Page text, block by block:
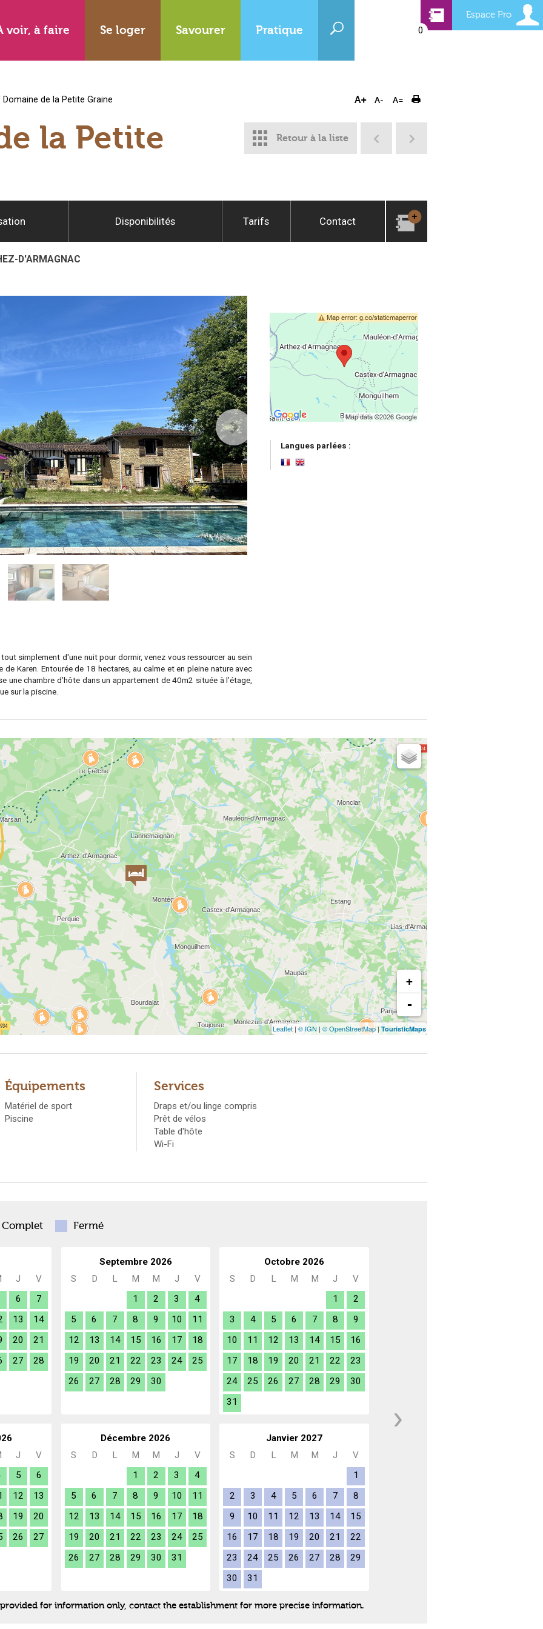
voir, à faire Se loger Savourer Pratique
Espace Pro
0
Domaine de la Petite Graine
Retour à la liste
la Petite
Disponibilités Tarifs Contact
D'ARMAGNAC
Langues parlées :
simplement d'une nuit pour dormir, venez vous ressourcer au sein
Karen. Entourée de 18 hectares, au calme et en pleine nature avec
chambre d’hôte dans un appartement de 40m2 située à l’étage,
sur la piscine.
+
-
Leaflet | © IGN | © OpenStreetMap | TouristicMaps
Équipements
Matériel de sport
Piscine
Services
Draps et/ou linge compris
Prêt de vélos
Table d'hôte
Wi-Fi
Complet Fermé
J
V
6
7
13
14
20
21
27 28
Septembre 2026
S
D L M M J
V
1
2 3
4
5
6 7 8 9 10
11
12
13 14 15 16 17
18
19
20 21 22 23 24
25
26
27 28 29 30
Octobre 2026
S
D L M M J
V
1
2
3
4 5 6 7 8
9
10
11 12 13 14 15
16
17
18 19 20 21 22
23
24
25 26 27 28 29
30
31
J
V
5
6
12
13
19
20
26 27
Décembre 2026
S
D L M M J
V
1
2 3
4
5
6 7 8 9 10
11
12
13 14 15 16 17
18
19
20 21 22 23 24
25
26
27 28 29 30 31
Janvier 2027
S
D L M M J
V
1
2
3 4 5 6 7
8
9
10 11 12 13 14
15
16
17 18 19 20 21
22
23
24 25 26 27 28
29
30
31
for information only, contact the establishment for more precise information.